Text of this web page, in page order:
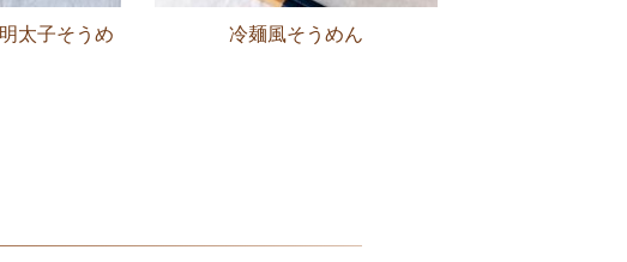
太子そうめ
冷麺風そうめん